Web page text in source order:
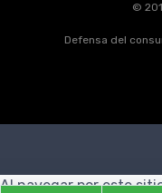
©
Defensa del
Al navegar por este